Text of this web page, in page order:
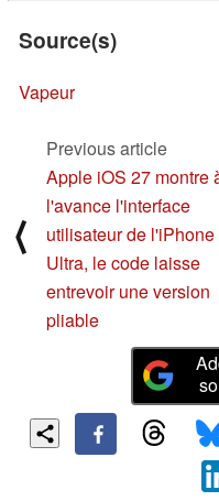
Source(s)
Vapeur
⟨
Previous article
Apple iOS 27 montre
l'avance l'interface
utilisateur de l'iPhone
Ultra, le code laisse
entrevoir une version
pliable